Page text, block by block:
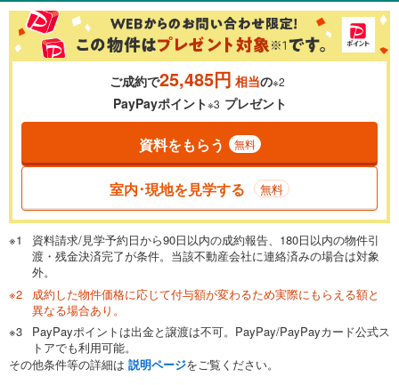
金利 ％
0.01%
一般的には最長35年まで借り入れ可能です。多くの金融機関
が完済時の年齢は80歳までを条件としています。
閉じる
頭金 万円
0万円 1,699万円
自己資金から住宅購入にかけられる金額を入力してくださ
い。一般的には物件価格の2割までが目安です。
閉じる
ボーナス
万円
ご成約で25,485円 相当の※2
PayPayポイント※3 プレゼント
資料をもらう 無料
室内･現地を見学する 無料
資料請求/見学予約日から90日以内の成約報告、180日以内の物件引
渡・残金決済完了が条件。当該不動産会社に連絡済みの場合は対象
外。
成約した物件価格に応じて付与額が変わるため実際にもらえる額と
異なる場合あり。
PayPayポイントは出金と譲渡は不可。PayPay/PayPayカード公式ス
トアでも利用可能。
その他条件等の詳細は 説明ページをご覧ください。